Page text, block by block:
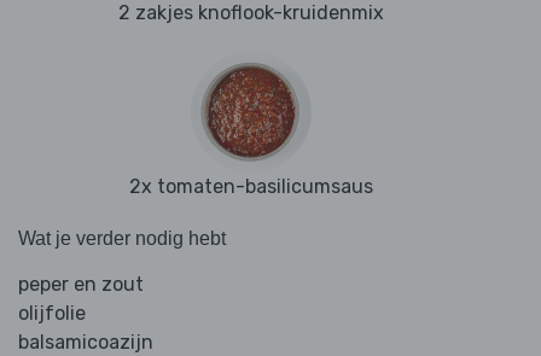
2 zakjes knoflook-kruidenmix
2x tomaten-basilicumsaus
Wat je verder nodig hebt
peper en zout
olijfolie
balsamicoazijn